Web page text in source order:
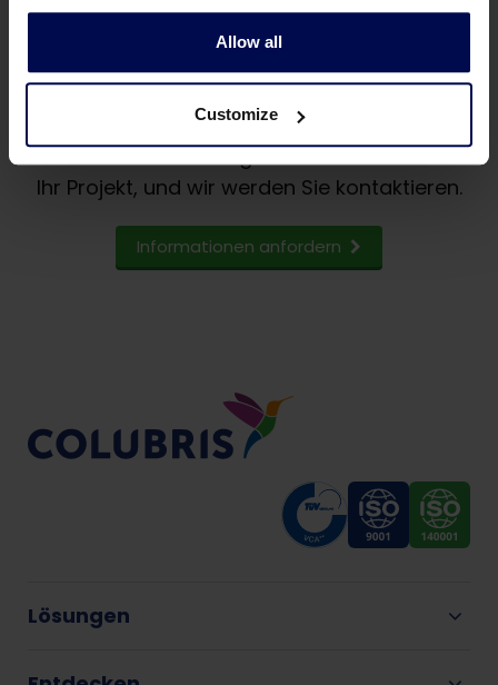
Allow all
Customize
Möchten Sie mehr über
Ammoniak-
Membranstripping erfahren?
Schicken Sie uns einige Informationen über
Ihr Projekt, und wir werden Sie kontaktieren.
Informationen anfordern
Lösungen